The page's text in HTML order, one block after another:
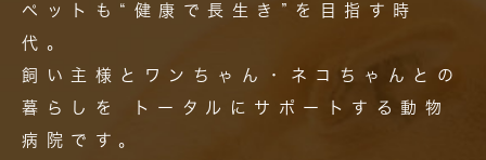
ペットも“健康で長生き”を目指す時
代。
飼い主様とワンちゃん・ネコちゃんとの
暮らしを
トータルにサポートする動物
病院です。